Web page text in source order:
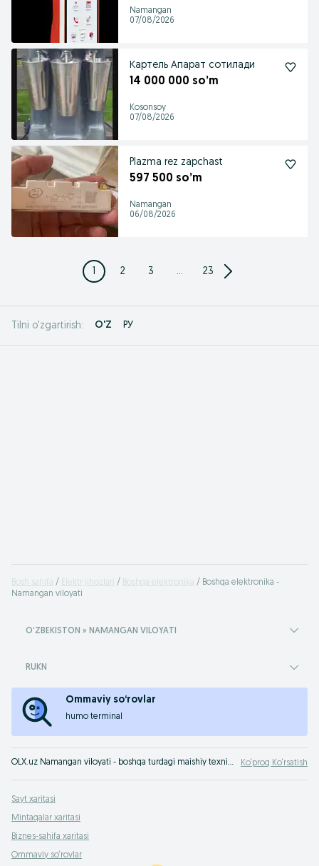
Namangan
07/08/2026
Картель Апарат сотилади
14 000 000 so’m
Kosonsoy
07/08/2026
Plazma rez zapchast
597 500 so’m
Namangan
06/08/2026
1 2 3 ... 23
Tilni o'zgartirish: O'Z РУ
Bosh sahifa Elektr jihozlari Boshqa elektronika
Boshqa elektronika -
Namangan viloyati
OʻZBEKISTON » NAMANGAN VILOYATI
RUKN
Ommaviy so‘rovlar
humo terminal
OLX.uz Namangan viloyati - boshqa turdagi maishiy texnikaning keng turdagi assortimenti arzon narxlarda. Turli elektronika vositalarini oson va tez sotib oling. OLX.uz Namangan viloyati - internet bo‘yicha eng yaxshi takliflar! Ko‘proq Ko‘rsatish
Sayt xaritasi
Mintaqalar xaritasi
Biznes-sahifa xaritasi
Ommaviy so‘rovlar